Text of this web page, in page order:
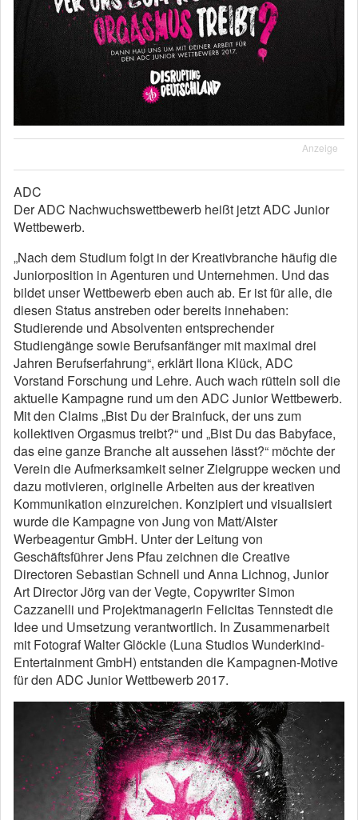
Anzeige
ADC
Der ADC Nachwuchswettbewerb heißt jetzt ADC Junior
Wettbewerb.
„Nach dem Studium folgt in der Kreativbranche häufig die
Juniorposition in Agenturen und Unternehmen. Und das
bildet unser Wettbewerb eben auch ab. Er ist für alle, die
diesen Status anstreben oder bereits innehaben:
Studierende und Absolventen entsprechender
Studiengänge sowie Berufsanfänger mit maximal drei
Jahren Berufserfahrung“, erklärt Ilona Klück, ADC
Vorstand Forschung und Lehre. Auch wach rütteln soll die
aktuelle Kampagne rund um den ADC Junior Wettbewerb.
Mit den Claims „Bist Du der Brainfuck, der uns zum
kollektiven Orgasmus treibt?“ und „Bist Du das Babyface,
das eine ganze Branche alt aussehen lässt?“ möchte der
Verein die Aufmerksamkeit seiner Zielgruppe wecken und
dazu motivieren, originelle Arbeiten aus der kreativen
Kommunikation einzureichen. Konzipiert und visualisiert
wurde die Kampagne von Jung von Matt/Alster
Werbeagentur GmbH. Unter der Leitung von
Geschäftsführer Jens Pfau zeichnen die Creative
Directoren Sebastian Schnell und Anna Lichnog, Junior
Art Director Jörg van der Vegte, Copywriter Simon
Cazzanelli und Projektmanagerin Felicitas Tennstedt die
Idee und Umsetzung verantwortlich. In Zusammenarbeit
mit Fotograf Walter Glöckle (Luna Studios Wunderkind-
Entertainment GmbH) entstanden die Kampagnen-Motive
für den ADC Junior Wettbewerb 2017.